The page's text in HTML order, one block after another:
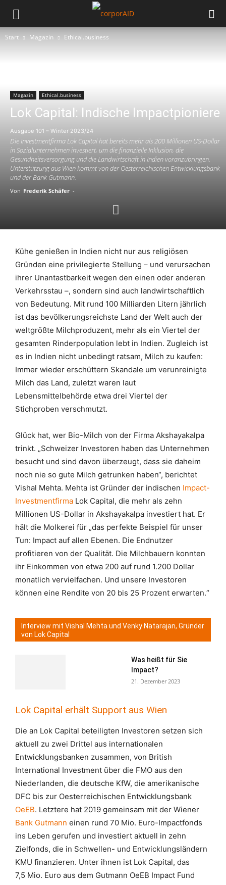
Start Magazin Ethical.business
Magazin Ethical.business
Lok Capital: Indische Impactpioniere
Ausgabe 101 – Winter 2023/24
Die Investmentfirma Lok Capital hat bereits mehr als 200 Millionen US-Dollar
in Sozialunternehmen investiert, um die finanzielle Inklusion, die
Gesundheitsversorgung und die Landwirtschaft in Indien voranzubringen.
Unterstützung aus Wien kommt von der Oesterreichischen Entwicklungsbank
und der Bank Gutmann.
Von Frederik Schäfer -
Kühe genießen in Indien nicht nur aus religiösen
Gründen eine privilegierte Stellung – und verursachen
ihrer Unantastbarkeit wegen den einen oder anderen
Verkehrsstau –, sondern sind auch landwirtschaftlich
von Bedeutung. Mit rund 100 Milliarden Litern jährlich
ist das bevölkerungsreichste Land der Welt auch der
weltgrößte Milchproduzent, mehr als ein Viertel der
gesamten Rinderpopulation lebt in Indien. Zugleich ist
es in Indien nicht unbedingt ratsam, Milch zu kaufen:
Immer wieder erschüttern Skandale um verunreinigte
Milch das Land, zuletzt waren laut
Lebensmittelbehörde etwa drei Viertel der
Stichproben verschmutzt.
Glück hat, wer Bio-Milch von der Firma Akshayakalpa
trinkt. „Schweizer Investoren haben das Unternehmen
besucht und sind davon überzeugt, dass sie daheim
noch nie so gute Milch getrunken haben“, berichtet
Vishal Mehta. Mehta ist Gründer der indischen Impact-
Investmentfirma Lok Capital, die mehr als zehn
Millionen US-Dollar in Akshayakalpa investiert hat. Er
hält die Molkerei für „das perfekte Beispiel für unser
Tun: Impact auf allen Ebenen. Die Endnutzer
profitieren von der Qualität. Die Milchbauern konnten
ihr Einkommen von etwa 200 auf rund 1.200 Dollar
monatlich vervielfachen. Und unsere Investoren
können eine Rendite von 20 bis 25 Prozent erwarten.“
Interview mit Vishal Mehta und Venky Natarajan, Gründer
von Lok Capital
Was heißt für Sie
Impact?
21. Dezember 2023
Lok Capital erhält Support aus Wien
Die an Lok Capital beteiligten Investoren setzen sich
aktuell zu zwei Drittel aus internationalen
Entwicklungsbanken zusammen, von British
International Investment über die FMO aus den
Niederlanden, die deutsche KfW, die amerikanische
DFC bis zur Oesterreichischen Entwicklungsbank
OeEB. Letztere hat 2019 gemeinsam mit der Wiener
Bank Gutmann einen rund 70 Mio. Euro-Impactfonds
ins Leben gerufen und investiert aktuell in zehn
Zielfonds, die in Schwellen- und Entwicklungsländern
KMU finanzieren. Unter ihnen ist Lok Capital, das
7,5 Mio. Euro aus dem Gutmann OeEB Impact Fund